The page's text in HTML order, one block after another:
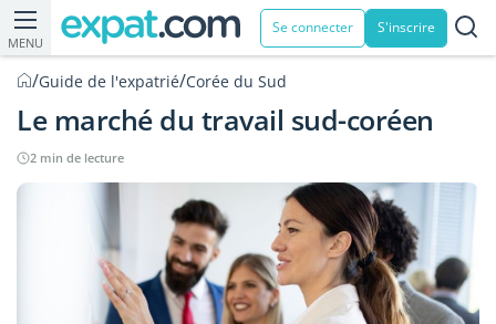
MENU
Se connecter S'inscrire
/Guide de l'expatrié/Corée du Sud
Le marché du travail sud-coréen
2 min de lecture